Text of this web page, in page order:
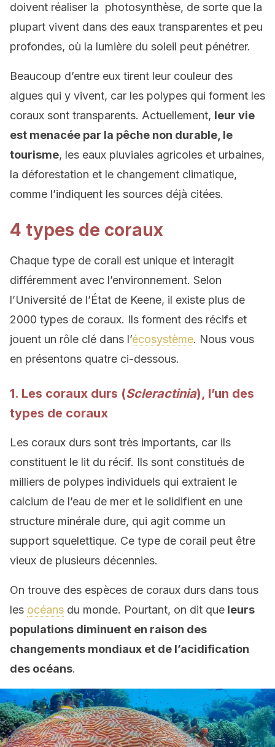
doivent réaliser la photosynthèse, de sorte que la
plupart vivent dans des eaux transparentes et peu
profondes, où la lumière du soleil peut pénétrer.
Beaucoup d’entre eux tirent leur couleur des
algues qui y vivent, car les polypes qui forment les
coraux sont transparents. Actuellement, leur vie
est menacée par la pêche non durable, le
tourisme, les eaux pluviales agricoles et urbaines,
la déforestation et le changement climatique,
comme l’indiquent les sources déjà citées.
4 types de coraux
Chaque type de corail est unique et interagit
différemment avec l’environnement. Selon
l’Université de l’État de Keene, il existe plus de
2000 types de coraux. Ils forment des récifs et
jouent un rôle clé dans l’écosystème. Nous vous
en présentons quatre ci-dessous.
1. Les coraux durs (Scleractinia), l’un des
types de coraux
Les coraux durs sont très importants, car ils
constituent le lit du récif. Ils sont constitués de
milliers de polypes individuels qui extraient le
calcium de l’eau de mer et le solidifient en une
structure minérale dure, qui agit comme un
support squelettique. Ce type de corail peut être
vieux de plusieurs décennies.
On trouve des espèces de coraux durs dans tous
les océans du monde. Pourtant, on dit que leurs
populations diminuent en raison des
changements mondiaux et de l’acidification
des océans.